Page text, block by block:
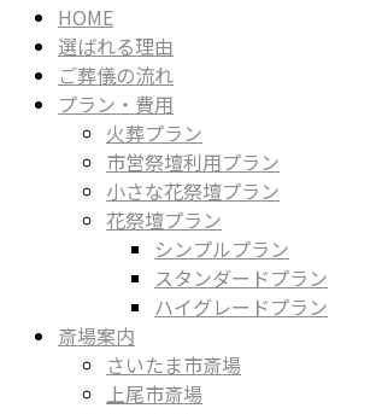
HOME
選ばれる理由
ご葬儀の流れ
プラン・費用
火葬プラン
市営祭壇利用プラン
小さな花祭壇プラン
花祭壇プラン
シンプルプラン
スタンダードプラン
ハイグレードプラン
斎場案内
さいたま市斎場
上尾市斎場